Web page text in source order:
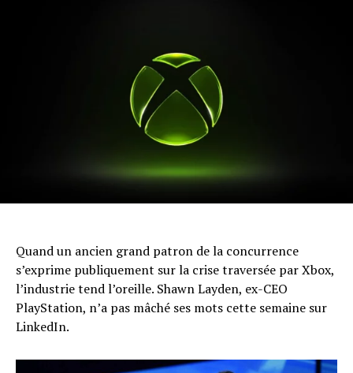
Quand un ancien grand patron de la concurrence
s’exprime publiquement sur la crise traversée par Xbox,
l’industrie tend l’oreille. Shawn Layden, ex-CEO
PlayStation, n’a pas mâché ses mots cette semaine sur
LinkedIn.